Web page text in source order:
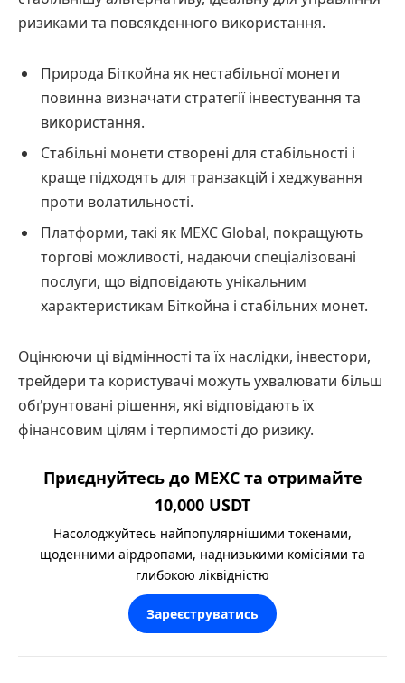
ризиками та повсякденного використання.
Природа Біткойна як нестабільної монети
повинна визначати стратегії інвестування та
використання.
Стабільні монети створені для стабільності і
краще підходять для транзакцій і хеджування
проти волатильності.
Платформи, такі як MEXC Global, покращують
торгові можливості, надаючи спеціалізовані
послуги, що відповідають унікальним
характеристикам Біткойна і стабільних монет.
Оцінюючи ці відмінності та їх наслідки, інвестори,
трейдери та користувачі можуть ухвалювати більш
обґрунтовані рішення, які відповідають їх
фінансовим цілям і терпимості до ризику.
Приєднуйтесь до MEXC та отримайте
10,000 USDT
Насолоджуйтесь найпопулярнішими токенами,
щоденними аірдропами, наднизькими комісіями та
глибокою ліквідністю
Зареєструватись